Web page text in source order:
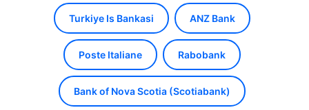
Turkiye Is Bankasi ANZ Bank
Poste Italiane Rabobank
Bank of Nova Scotia (Scotiabank)